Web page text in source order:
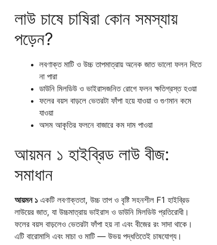
লাউ চাষে চাষিরা কোন সমস্যায়
পড়েন?
লবণাক্ত মাটি ও উচ্চ তাপমাত্রায় অনেক জাত ভালো ফলন দিতে
না পারা
ডাউনি মিলডিউ ও ভাইরাসজনিত রোগে ফলন ক্ষতিগ্রস্ত হওয়া
ফলের বয়স বাড়লে ভেতরটা ফাঁপা হয়ে যাওয়া ও গুণমান কমে
যাওয়া
অসম আকৃতির ফলনে বাজারে কম দাম পাওয়া
আয়মন ১ হাইব্রিড লাউ বীজ:
সমাধান
আয়মন ১ একটি লবণাক্ততা, উচ্চ তাপ ও বৃষ্টি সহনশীল F1 হাইব্রিড
লাউয়ের জাত, যা উচ্চমাত্রায় ভাইরাস ও ডাউনি মিলডিউ প্রতিরোধী।
ফলের বয়স বাড়লেও ভেতরটা ফাঁপা হয় না এবং বীজের রং সাদা থাকে।
এটি বারোমাসি এবং মাচা ও মাটি — উভয় পদ্ধতিতেই চাষযোগ্য।